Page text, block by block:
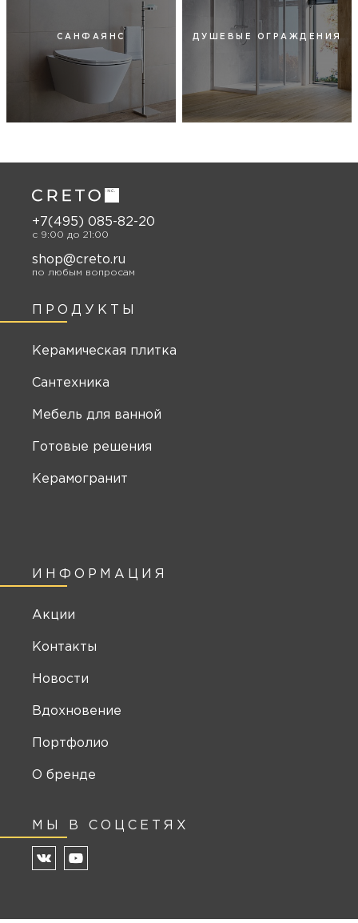
САНФАЯНС ДУШЕВЫЕ ОГРАЖДЕНИЯ
ИНФОРМАЦИЯ
Акции
Контакты
Новости
Вдохновение
Портфолио
О бренде
МЫ В СОЦСЕТЯХ
ПРОДУКТЫ
Керамическая плитка
Сантехника
Мебель для ванной
Готовые решения
Керамогранит
+7(495) 085-82-20
c 9:00 до 21:00
shop@creto.ru
по любым вопросам